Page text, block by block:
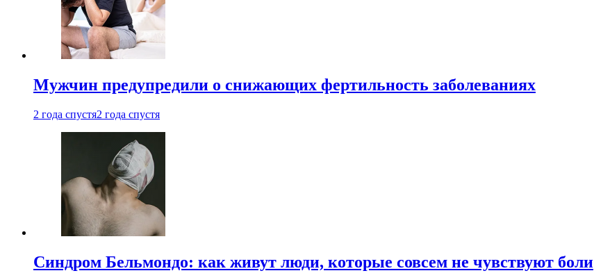
Мужчин предупредили о снижающих фертильность заболеваниях
2 года спустя2 года спустя
Синдром Бельмондо: как живут люди, которые совсем не чувствуют боли